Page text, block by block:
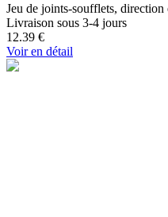
Jeu de joints-soufflets,
Livraison sous 3-4 jours
12.39 €
Voir en détail